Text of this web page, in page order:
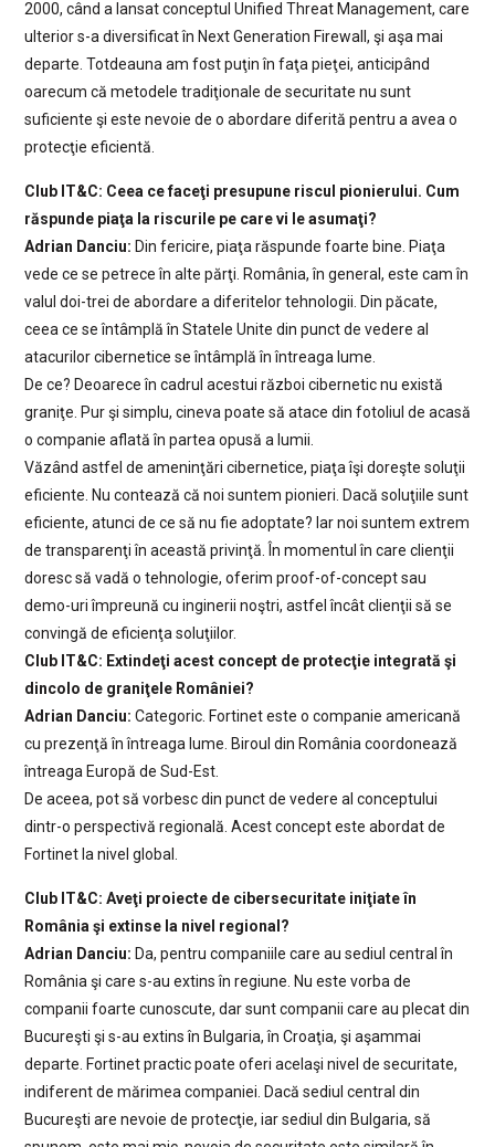
2000, când a lansat conceptul Unified Threat Management, care
ulterior s-a diversificat în Next Generation Firewall, şi aşa mai
departe. Totdeauna am fost puţin în faţa pieţei, anticipând
oarecum că metodele tradiţionale de securitate nu sunt
suficiente şi este nevoie de o abordare diferită pentru a avea o
protecţie eficientă.
Club IT&C: Ceea ce faceţi presupune riscul pionierului. Cum
răspunde piaţa la riscurile pe care vi le asumaţi?
Adrian Danciu: Din fericire, piaţa răspunde foarte bine. Piaţa
vede ce se petrece în alte părţi. România, în general, este cam în
valul doi-trei de abordare a diferitelor tehnologii. Din păcate,
ceea ce se întâmplă în Statele Unite din punct de vedere al
atacurilor cibernetice se întâmplă în întreaga lume.
De ce? Deoarece în cadrul acestui război cibernetic nu există
graniţe. Pur şi simplu, cineva poate să atace din fotoliul de acasă
o companie aflată în partea opusă a lumii.
Văzând astfel de ameninţări cibernetice, piaţa îşi doreşte soluţii
eficiente. Nu contează că noi suntem pionieri. Dacă soluţiile sunt
eficiente, atunci de ce să nu fie adoptate? Iar noi suntem extrem
de transparenţi în această privinţă. În momentul în care clienţii
doresc să vadă o tehnologie, oferim proof-of-concept sau
demo-uri împreună cu inginerii noştri, astfel încât clienţii să se
convingă de eficienţa soluţiilor.
Club IT&C: Extindeţi acest concept de protecţie integrată şi
dincolo de graniţele României?
Adrian Danciu: Categoric. Fortinet este o companie americană
cu prezenţă în întreaga lume. Biroul din România coordonează
întreaga Europă de Sud-Est.
De aceea, pot să vorbesc din punct de vedere al conceptului
dintr-o perspectivă regională. Acest concept este abordat de
Fortinet la nivel global.
Club IT&C: Aveţi proiecte de cibersecuritate iniţiate în
România şi extinse la nivel regional?
Adrian Danciu: Da, pentru companiile care au sediul central în
România şi care s-au extins în regiune. Nu este vorba de
companii foarte cunoscute, dar sunt companii care au plecat din
Bucureşti şi s-au extins în Bulgaria, în Croaţia, şi aşammai
departe. Fortinet practic poate oferi acelaşi nivel de securitate,
indiferent de mărimea companiei. Dacă sediul central din
Bucureşti are nevoie de protecţie, iar sediul din Bulgaria, să